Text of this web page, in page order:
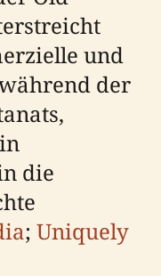
und
der
die
; Uniquely